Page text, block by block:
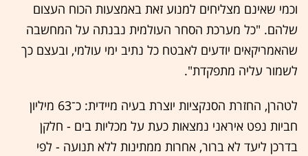
וכמי שאינם מצליחים למנוע זאת באמצעות הכוח העצום
שלהם. "כל מערכת הסחר העולמית נבנתה על המחשבה
שהאמריקאים יודעים לאבטח כל נתיב ימי עולמי, ובעצם כך
לשמור עליה מתפקדת".
לטהרן, החזרת הסנקציות יוצרת בעיה מיידית: כ־63 מיליון
חביות נפט איראני נמצאות כעת על מכליות בים - חלקן
בדרכן ליעד לא ברור, אחרות ממתינות ללא תנועה - לפי